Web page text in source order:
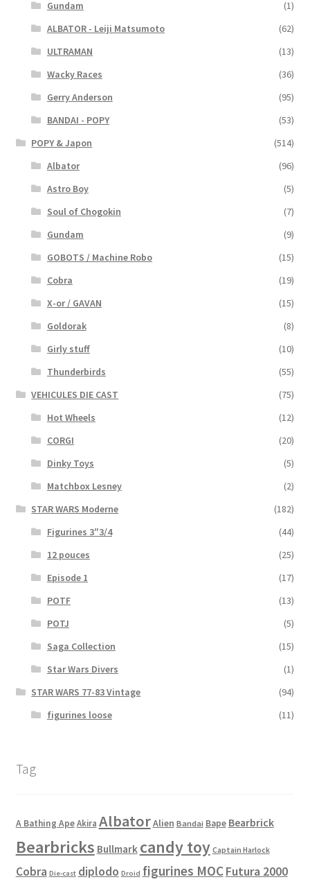
Gundam
(1)
ALBATOR - Leiji Matsumoto
(62)
ULTRAMAN
(13)
Wacky Races
(36)
Gerry Anderson
(95)
BANDAI - POPY
(53)
POPY & Japon
(514)
Albator
(96)
Astro Boy
(5)
Soul of Chogokin
(7)
Gundam
(9)
GOBOTS / Machine Robo
(15)
Cobra
(19)
X-or / GAVAN
(15)
Goldorak
(8)
Girly stuff
(10)
Thunderbirds
(55)
VEHICULES DIE CAST
(75)
Hot Wheels
(12)
CORGI
(20)
Dinky Toys
(5)
Matchbox Lesney
(2)
STAR WARS Moderne
(182)
Figurines 3″3/4
(44)
12 pouces
(25)
Episode 1
(17)
POTF
(13)
POTJ
(5)
Saga Collection
(15)
Star Wars Divers
(1)
STAR WARS 77-83 Vintage
(94)
figurines loose
(11)
Tag
A Bathing Ape Akira AlbatorAlien Bandai Bape Bearbrick
Bearbricks Bullmark candy toy Captain Harlock
Cobra Die-cast diplodo Droid figurines MOCFutura 2000